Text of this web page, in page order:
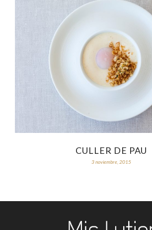
CULLER DE PAU
3 noviembre, 2015